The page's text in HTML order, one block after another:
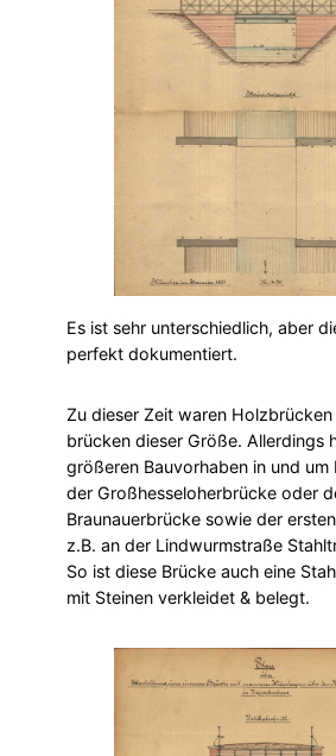
Es ist sehr unterschiedlich, aber
perfekt dokumentiert.
Zu dieser Zeit waren
brücken dieser Größe. Allerdings
größeren Bauvorhaben in und um
der Großhesseloherbrücke oder
Braunauerbrücke sowie der
z.B. an der Lindwurmstraße
So ist diese Brücke auch eine
mit Steinen verkleidet & belegt.